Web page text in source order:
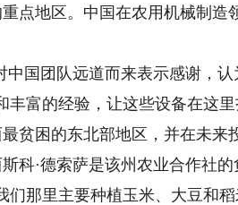
点地区。中国在农用机械制造
国团队远道而来表示感谢，认
富的经验，让这些设备在这
贫困的东北部地区，并在未来
·德索萨是该州农业合作社的
们那里主要种植玉米、大豆和